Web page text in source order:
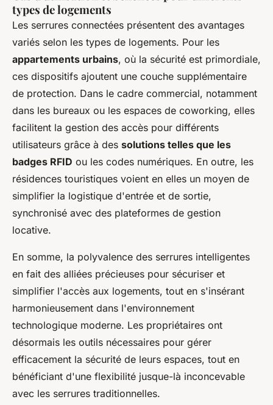
types de logements
Les serrures connectées présentent des avantages
variés selon les types de logements. Pour les
appartements urbains, où la sécurité est primordiale,
ces dispositifs ajoutent une couche supplémentaire
de protection. Dans le cadre commercial, notamment
dans les bureaux ou les espaces de coworking, elles
facilitent la gestion des accès pour différents
utilisateurs grâce à des solutions telles que les
badges RFID ou les codes numériques. En outre, les
résidences touristiques voient en elles un moyen de
simplifier la logistique d'entrée et de sortie,
synchronisé avec des plateformes de gestion
locative.
En somme, la polyvalence des serrures intelligentes
en fait des alliées précieuses pour sécuriser et
simplifier l'accès aux logements, tout en s'insérant
harmonieusement dans l'environnement
technologique moderne. Les propriétaires ont
désormais les outils nécessaires pour gérer
efficacement la sécurité de leurs espaces, tout en
bénéficiant d'une flexibilité jusque-là inconcevable
avec les serrures traditionnelles.